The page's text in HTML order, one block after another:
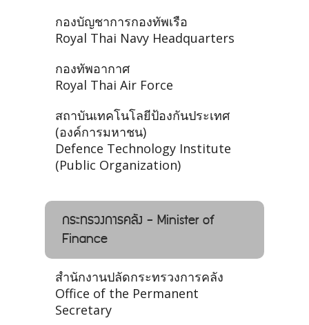
กองบัญชาการกองทัพเรือ
Royal Thai Navy Headquarters
กองทัพอากาศ
Royal Thai Air Force
สถาบันเทคโนโลยีป้องกันประเทศ
(องค์การมหาชน)
Defence Technology Institute
(Public Organization)
กระทรวงการคลัง - Minister of
Finance
สำนักงานปลัดกระทรวงการคลัง
Office of the Permanent
Secretary